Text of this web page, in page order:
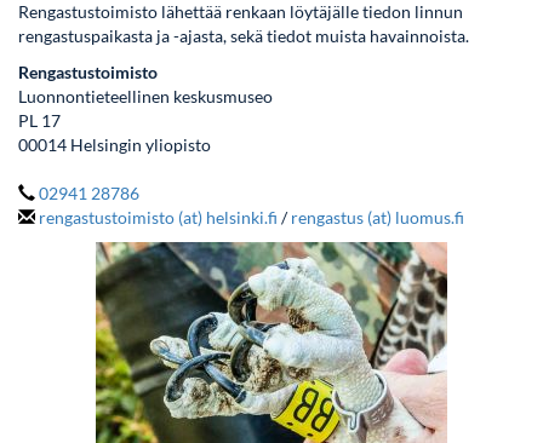
Rengastustoimisto lähettää renkaan löytäjälle tiedon linnun
rengastuspaikasta ja -ajasta, sekä tiedot muista havainnoista.
Rengastustoimisto
Luonnontieteellinen keskusmuseo
PL 17
00014 Helsingin yliopisto
02941 28786
rengastustoimisto (at) helsinki.fi /rengastus (at) luomus.fi